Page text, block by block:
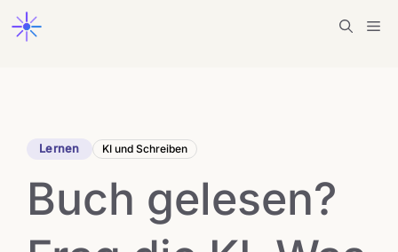
Zum
Inhalt
Lernen KI und Schreiben
Buch gelesen?